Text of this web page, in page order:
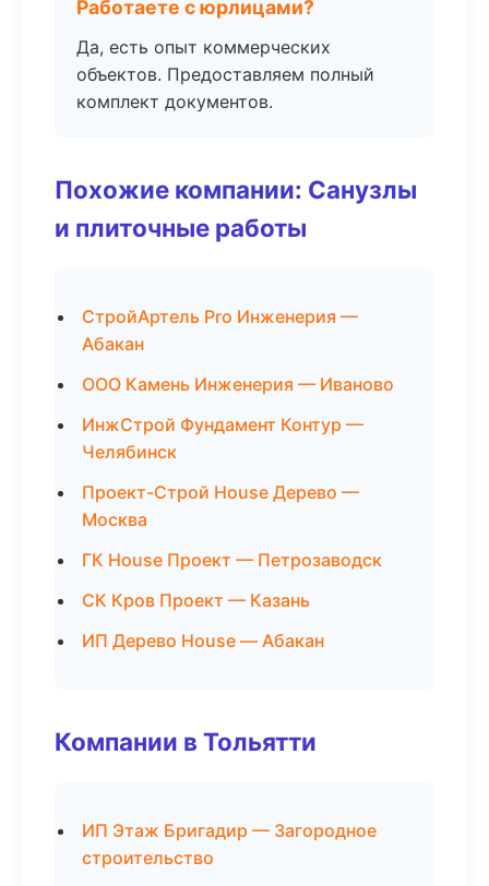
Работаете с юрлицами?
Да, есть опыт коммерческих
объектов. Предоставляем полный
комплект документов.
Похожие компании: Санузлы
и плиточные работы
СтройАртель Pro Инженерия —
Абакан
ООО Камень Инженерия — Иваново
ИнжСтрой Фундамент Контур —
Челябинск
Проект-Строй House Дерево —
Москва
ГК House Проект — Петрозаводск
СК Кров Проект — Казань
ИП Дерево House — Абакан
Компании в Тольятти
ИП Этаж Бригадир — Загородное
строительство